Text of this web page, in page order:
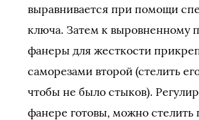
выравнивается при помощи
ключа. Затем к выровненному
фанеры для жесткости
саморезами второй (стелить
чтобы не было стыков).
фанере готовы, можно стелить